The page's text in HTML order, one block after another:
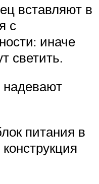
вставляют в
с
иначе
светить.
питания в